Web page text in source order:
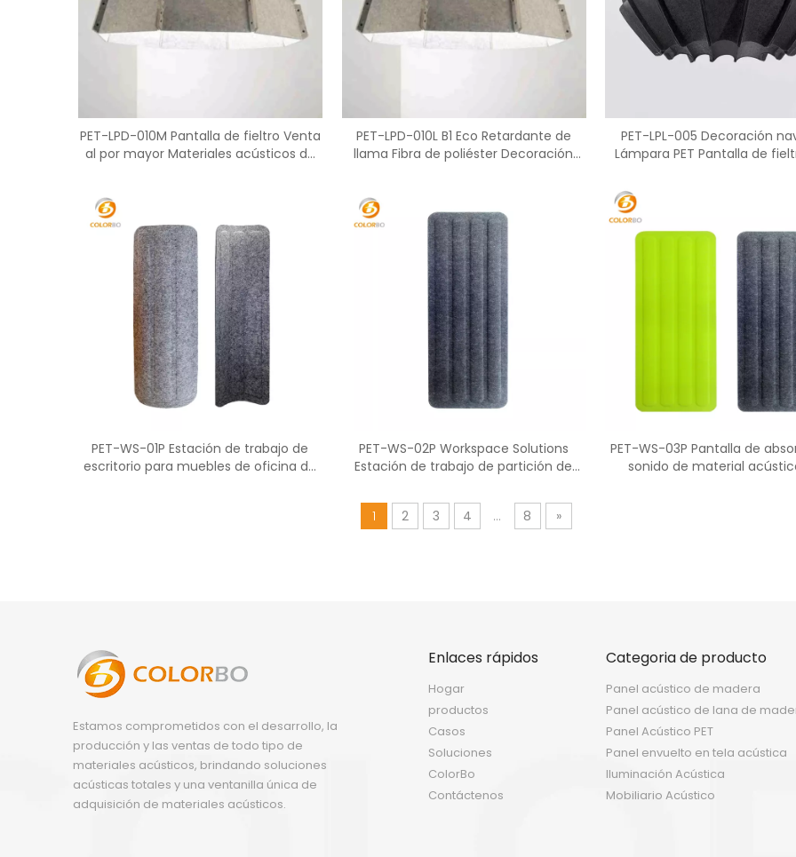
PET-LPD-010M Pantalla de fieltro Venta
al por mayor Materiales acústicos de
PET-LPD-010L B1 Eco Retardante de
llama Fibra de poliéster Decoración
PET-LPL-005 Decoración
Lámpara PET Pantalla de
PET-WS-01P Estación de trabajo de
escritorio para muebles de oficina de
PET-WS-02P Workspace Solutions
Estación de trabajo de partición de
PET-WS-03P Pantalla de
sonido de material
1 2 3 4 ... 8 »
Estamos comprometidos con el desarrollo, la
producción y las ventas de todo tipo de
materiales acústicos, brindando soluciones
acústicas totales y una ventanilla única de
adquisición de materiales acústicos.
Enlaces rápidos
Hogar
productos
Casos
Soluciones
ColorBo
Contáctenos
Categoria de producto
Panel acústico de madera
Panel acústico de lana de
Panel Acústico PET
Panel envuelto en tela acústica
Iluminación Acústica
Mobiliario Acústico